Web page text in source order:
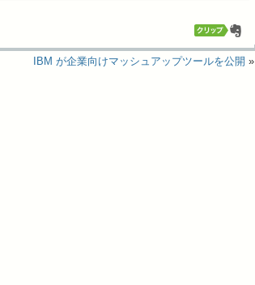
IBM が企業向けマッシュアップツールを公開 »